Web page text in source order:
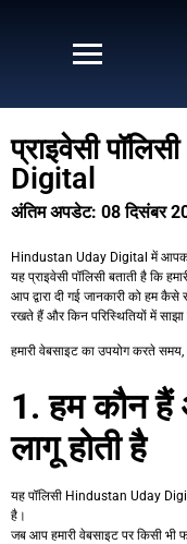
प्राइवेसी
Digital
अंतिम अपडेट: 08 दिसंबर
Hindustan Uday Digital में
यह प्राइवेसी पॉलिसी बताती है कि
आप द्वारा दी गई जानकारी को हम
रखते हैं और किन परिस्थितियों में
हमारी वेबसाइट का उपयोग करते
1. हम कौन हैं
लागू होती है
यह पॉलिसी Hindustan Uday
है।
जब आप हमारी वेबसाइट पर किसी भी